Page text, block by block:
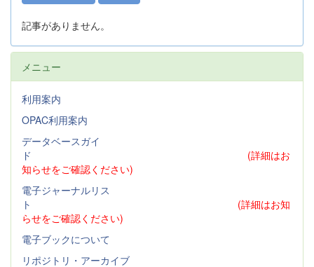
記事がありません。
メニュー
利用案内
OPAC利用案内
データベースガイ
ド
(詳細はお
知らせをご確認ください)
電子ジャーナルリス
ト
(詳細はお知
らせをご確認ください)
電子ブックについて
リポジトリ・アーカイブ